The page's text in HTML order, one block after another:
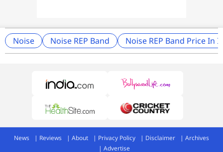
Noise Noise REP Band Noise REP Band Price In
News Reviews About Privacy Policy Disclaimer
Archives
Advertise